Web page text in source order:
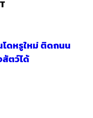
ดหรูใหม่ ติดถนน
สัตว์ได้